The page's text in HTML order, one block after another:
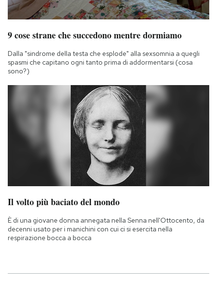
9 cose strane che succedono mentre dormiamo
Dalla "sindrome della testa che esplode" alla sexsomnia a quegli
spasmi che capitano ogni tanto prima di addormentarsi (cosa
sono?)
Il volto più baciato del mondo
È di una giovane donna annegata nella Senna nell'Ottocento, da
decenni usato per i manichini con cui ci si esercita nella
respirazione bocca a bocca